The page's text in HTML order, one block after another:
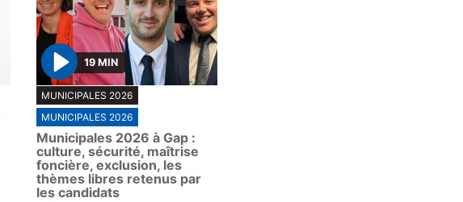
P
l
a
y
19 MIN
MUNICIPALES 2026
MUNICIPALES 2026
Municipales 2026 à Gap :
culture, sécurité, maîtrise
foncière, exclusion, les
thèmes libres retenus par
les candidats